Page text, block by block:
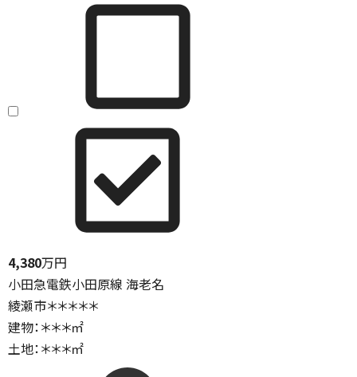
4,380万円
小田急電鉄小田原線 海老名
綾瀬市＊＊＊＊＊
建物：＊＊＊㎡
土地：＊＊＊㎡